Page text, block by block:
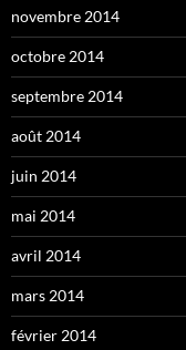
novembre 2014
octobre 2014
septembre 2014
août 2014
juin 2014
mai 2014
avril 2014
mars 2014
février 2014